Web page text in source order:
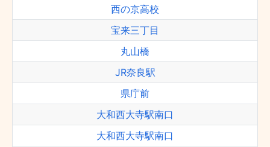
西の京高校
宝来三丁目
丸山橋
JR奈良駅
県庁前
大和西大寺駅南口
大和西大寺駅南口